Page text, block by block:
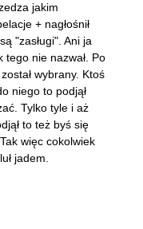
jakim
+ nagłośnił
"zasługi". Ani ja
nie nazwał. Po
wybrany. Ktoś
niego to podjął
Tylko tyle i aż
to też byś się
więc cokolwiek
jadem.